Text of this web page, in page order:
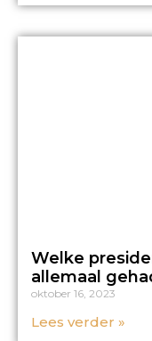
Welke
allemaal
oktober 16, 2023
Lees verder »